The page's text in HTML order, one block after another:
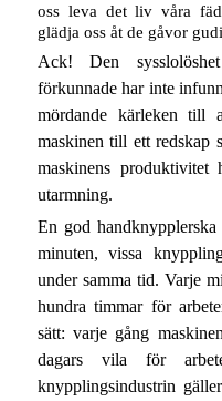
oss leva det liv våra
glädja oss åt de gåvor
Ack! Den
förkunnade har inte
mördande kärleken till
maskinen till ett redskap
maskinens
utarmning.
En god
minuten, vissa
under samma tid. Varje
hundra timmar för
sätt: varje gång
dagars vila för
knypplingsindustrin